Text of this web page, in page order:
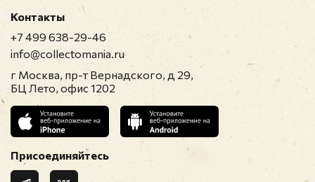
Контакты
+7 499 638-29-46
info@collectomania.ru
г Москва, пр-т Вернадского, д 29,
БЦ Лето, офис 1202
Присоединяйтесь